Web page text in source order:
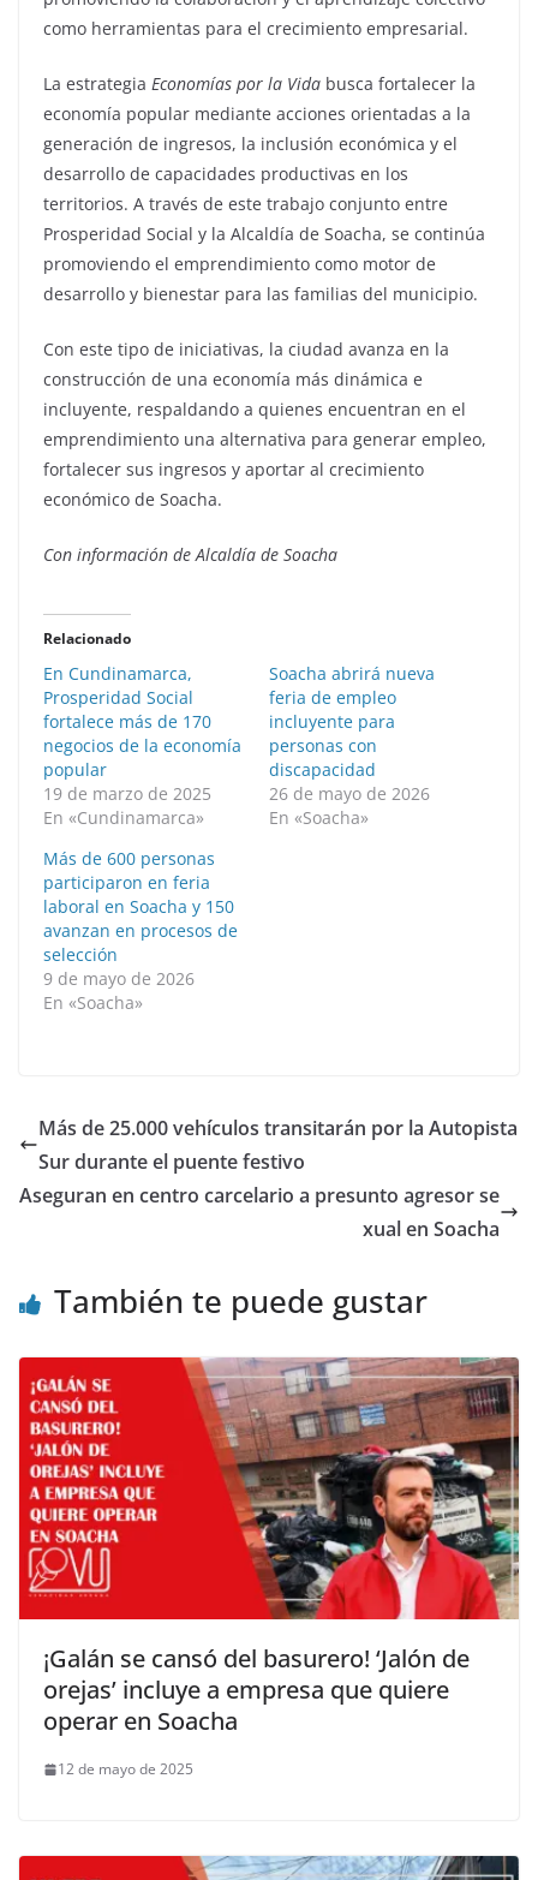
como herramientas para el crecimiento empresarial.
La estrategia Economías por la Vida busca fortalecer la
economía popular mediante acciones orientadas a la
generación de ingresos, la inclusión económica y el
desarrollo de capacidades productivas en los
territorios. A través de este trabajo conjunto entre
Prosperidad Social y la Alcaldía de Soacha, se continúa
promoviendo el emprendimiento como motor de
desarrollo y bienestar para las familias del municipio.
Con este tipo de iniciativas, la ciudad avanza en la
construcción de una economía más dinámica e
incluyente, respaldando a quienes encuentran en el
emprendimiento una alternativa para generar empleo,
fortalecer sus ingresos y aportar al crecimiento
económico de Soacha.
Con información de Alcaldía de Soacha
Relacionado
En Cundinamarca,
Prosperidad Social
fortalece más de 170
negocios de la economía
popular
19 de marzo de 2025
En «Cundinamarca»
Soacha abrirá nueva
feria de empleo
incluyente para
personas con
discapacidad
26 de mayo de 2026
En «Soacha»
Más de 600 personas
participaron en feria
laboral en Soacha y 150
avanzan en procesos de
selección
9 de mayo de 2026
En «Soacha»
Más de 25.000 vehículos transitarán por la Autopista
Sur durante el puente festivo
Aseguran en centro carcelario a presunto agresor se
xual en Soacha
También te puede gustar
¡Galán se cansó del basurero! ‘Jalón de
orejas’ incluye a empresa que quiere
operar en Soacha
12 de mayo de 2025